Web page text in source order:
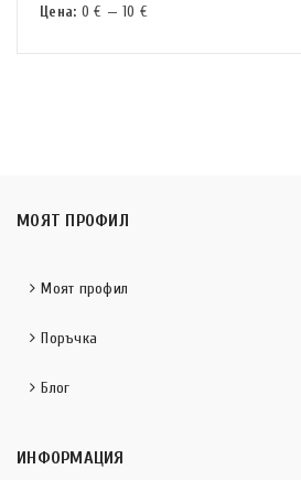
Цена: 0 € — 10 €
МОЯТ ПРОФИЛ
Моят профил
Поръчка
Блог
ИНФОРМАЦИЯ